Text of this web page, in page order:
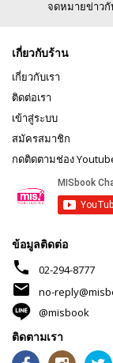
จดหมายข่าวกั
เกี่ยวกับร้าน
เกี่ยวกับเรา
ติดต่อเรา
เข้าสู่ระบบ
สมัครสมาชิก
กดติดตามช่อง
ข้อมูลติดต่อ
phone 02-294-8777
mail
no-
@misbook
ติดตามเรา